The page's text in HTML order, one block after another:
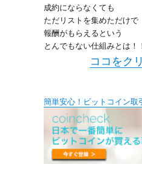
成約にならなくても
ただリストを集めただけで
報酬がもらえるという
とんでもない仕組みとは！
ココをク
簡単安心！ビットコイン